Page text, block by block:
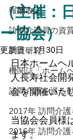
報酬改定
訪問介護員の資
調査研究
機関誌「ホーム
訪問介護を巡る
2017年 訪問介護
2016年 訪問介護
（主催：
ー協会）
更新日：1月30日
日本ホームヘ
人長寿社会開
会を開催いた
当協会会員様
ます。